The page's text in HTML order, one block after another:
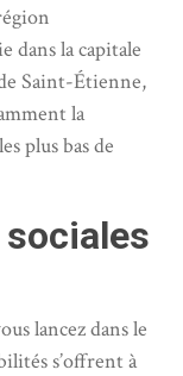
dans la capitale
Saint-Étienne,
la
plus bas de
lancez dans le
s’offrent à